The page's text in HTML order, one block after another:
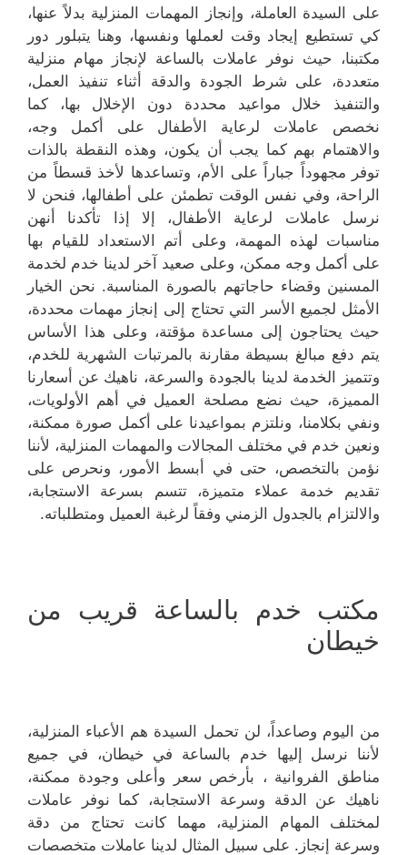
على السيدة العاملة، وإنجاز المهمات المنزلية بدلاً عنها،
كي تستطيع إيجاد وقت لعملها ونفسها، وهنا يتبلور دور
مكتبنا، حيث نوفر عاملات بالساعة لإنجاز مهام منزلية
متعددة، على شرط الجودة والدقة أثناء تنفيذ العمل،
والتنفيذ خلال مواعيد محددة دون الإخلال بها، كما
نخصص عاملات لرعاية الأطفال على أكمل وجه،
والاهتمام بهم كما يجب أن يكون، وهذه النقطة بالذات
توفر مجهوداً جباراً على الأم، وتساعدها لأخذ قسطاً من
الراحة، وفي نفس الوقت تطمئن على أطفالها، فنحن لا
نرسل عاملات لرعاية الأطفال، إلا إذا تأكدنا أنهن
مناسبات لهذه المهمة، وعلى أتم الاستعداد للقيام بها
على أكمل وجه ممكن، وعلى صعيد آخر لدينا خدم لخدمة
المسنين وقضاء حاجاتهم بالصورة المناسبة. نحن الخيار
الأمثل لجميع الأسر التي تحتاج إلى إنجاز مهمات محددة،
حيث يحتاجون إلى مساعدة مؤقتة، وعلى هذا الأساس
يتم دفع مبالغ بسيطة مقارنة بالمرتبات الشهرية للخدم،
وتتميز الخدمة لدينا بالجودة والسرعة، ناهيك عن أسعارنا
المميزة، حيث نضع مصلحة العميل في أهم الأولويات،
ونفي بكلامنا، ونلتزم بمواعيدنا على أكمل صورة ممكنة،
ونعين خدم في مختلف المجالات والمهمات المنزلية، لأننا
نؤمن بالتخصص، حتى في أبسط الأمور، ونحرص على
تقديم خدمة عملاء متميزة، تتسم بسرعة الاستجابة،
والالتزام بالجدول الزمني وفقاً لرغبة العميل ومتطلباته.
مكتب خدم بالساعة قريب من
خيطان
من اليوم وصاعداً، لن تحمل السيدة هم الأعباء المنزلية،
لأننا نرسل إليها خدم بالساعة في خيطان، في جميع
مناطق الفروانية ، بأرخص سعر وأعلى وجودة ممكنة،
ناهيك عن الدقة وسرعة الاستجابة، كما نوفر عاملات
لمختلف المهام المنزلية، مهما كانت تحتاج من دقة
وسرعة إنجاز. على سبيل المثال لدينا عاملات متخصصات